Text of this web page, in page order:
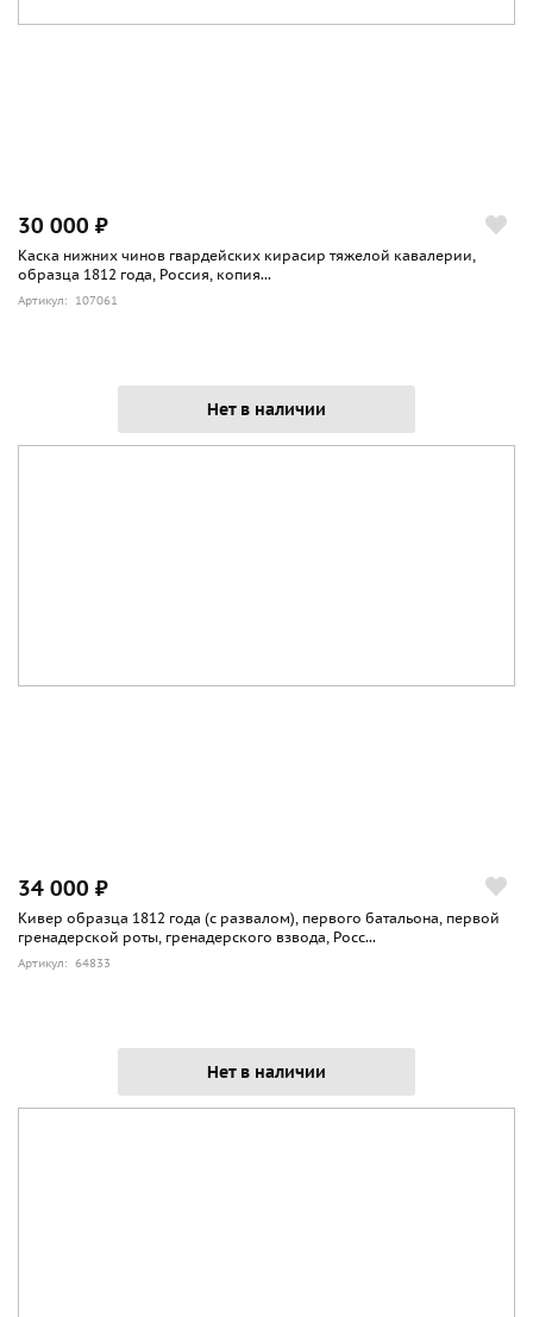
30 000 ₽
Каска нижних чинов гвардейских кирасир тяжелой кавалерии,
образца 1812 года, Россия, копия...
Артикул: 107061
Нет в наличии
34 000 ₽
Кивер образца 1812 года (с развалом), первого батальона, первой
гренадерской роты, гренадерского взвода, Росс...
Артикул: 64833
Нет в наличии